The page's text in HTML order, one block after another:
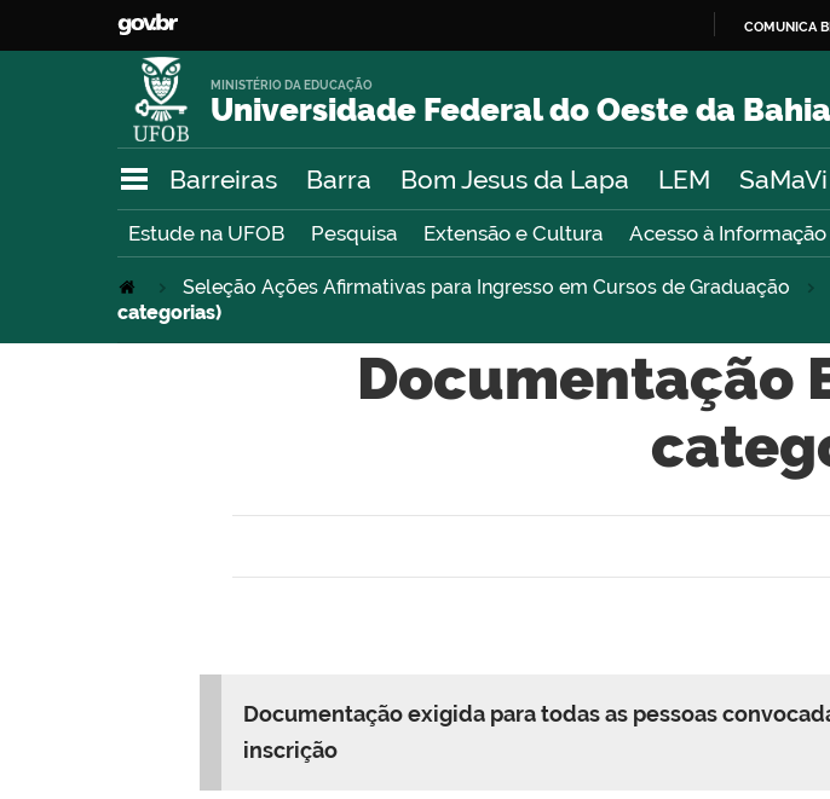
O
COMUNICA
Universidade Federal do Oeste da Bahia
MINISTÉRIO DA EDUCAÇÃO
Barreiras Barra Bom Jesus da Lapa LEM SaMaVi
Estude na UFOB Pesquisa Extensão e Cultura Acesso à Informação
Seleção Ações Afirmativas para Ingresso em Cursos de Graduação
categorias)
Documentação
Documentação exigida para todas as pessoas
inscrição